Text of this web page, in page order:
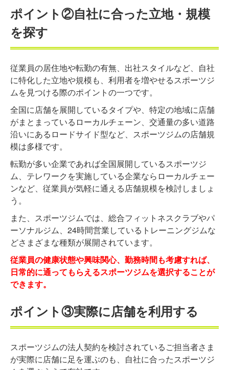
ポイント②自社に合った立地・規模
を探す
従業員の居住地や転勤の有無、出社スタイルなど、自社
に特化した立地や規模も、利用者を増やせるスポーツジ
ムを見つける際のポイントの一つです。
全国に店舗を展開しているタイプや、特定の地域に店舗
がまとまっているローカルチェーン、交通量の多い道路
沿いにあるロードサイド型など、スポーツジムの店舗規
模は多様です。
転勤が多い企業であれば全国展開しているスポーツジ
ム、テレワークを実施している企業ならローカルチェー
ンなど、従業員が気軽に通える店舗規模を検討しましょ
う。
また、スポーツジムでは、総合フィットネスクラブやパ
ーソナルジム、24時間営業しているトレーニングジムな
どさまざまな種類が展開されています。
従業員の健康状態や興味関心、勤務時間も考慮すれば、
日常的に通ってもらえるスポーツジムを選択することが
できます。
ポイント③実際に店舗を利用する
スポーツジムの法人契約を検討されているご担当者さま
が実際に店舗に足を運ぶのも、自社に合ったスポーツジ